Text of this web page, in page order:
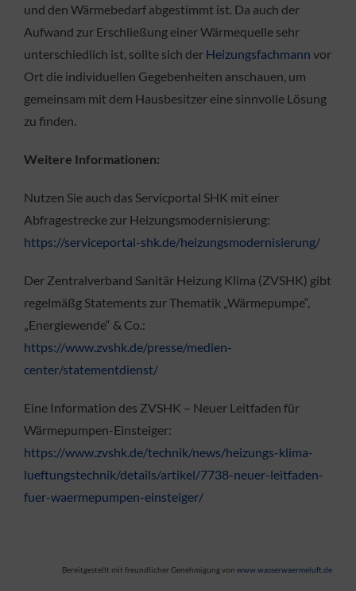
und den Wärmebedarf abgestimmt ist. Da auch der
Aufwand zur Erschließung einer Wärmequelle sehr
unterschiedlich ist, sollte sich der Heizungsfachmann vor
Ort die individuellen Gegebenheiten anschauen, um
gemeinsam mit dem Hausbesitzer eine sinnvolle Lösung
zu finden.
Weitere Informationen:
Nutzen Sie auch das Servicportal SHK mit einer
Abfragestrecke zur Heizungsmodernisierung:
https://serviceportal-shk.de/heizungsmodernisierung/
Der Zentralverband Sanitär Heizung Klima (ZVSHK) gibt
regelmäßg Statements zur Thematik „Wärmepumpe“,
„Energiewende“ & Co.:
https://www.zvshk.de/presse/medien-
center/statementdienst/
Eine Information des ZVSHK – Neuer Leitfaden für
Wärmepumpen-Einsteiger:
https://www.zvshk.de/technik/news/heizungs-klima-
lueftungstechnik/details/artikel/7738-neuer-leitfaden-
fuer-waermepumpen-einsteiger/
Bereitgestellt mit freundlicher Genehmigung vonwww.wasserwaermeluft.de